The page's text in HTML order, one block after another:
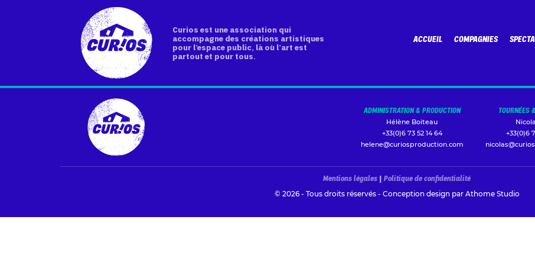
Curios est une association qui
accompagne des créations artistiques
pour l’espace public, là où l’art est
partout et pour tous.
ACCUEIL COMPAGNIES
ADMINISTRATION & PRODUCTION
Hélène Boiteau
+33(0)6 73 52 14 64
helene@curiosproduction.com
TOURNÉES
+33(0)6
Mentions légales | Politique de confidentialité
© 2026 - Tous droits réservés - Conception design par Athome Studio